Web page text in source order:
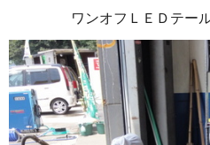
ワンオフＬＥＤテー